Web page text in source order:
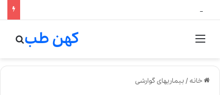
منو کهن طب
خانه/ بیماریهای گوارشی